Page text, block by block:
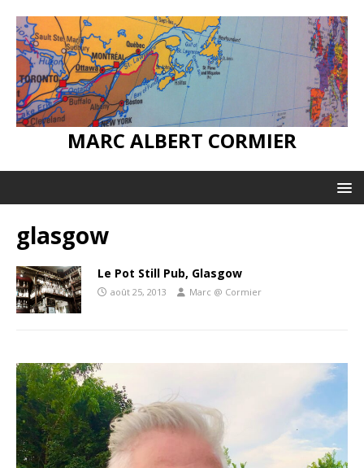
MARC ALBERT CORMIER
glasgow
Le Pot Still Pub, Glasgow
août 25, 2013 Marc @ Cormier